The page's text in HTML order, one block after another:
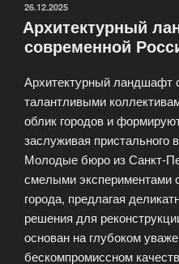
ОПУБЛИКОВАНО
26.12.2025
Архитектурный
современной
Архитектурный ландшафт
талантливыми
облик городов и
заслуживая пристального
Молодые бюро из Санкт-
смелыми экспериментами
города, предлагая
решения для
основан на глубоком
бескомпромиссном